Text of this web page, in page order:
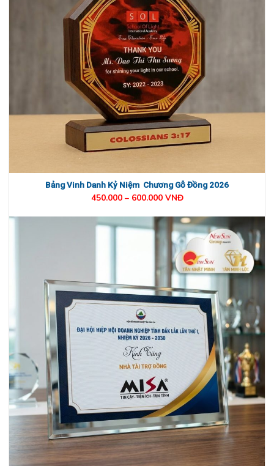
Bảng Vinh Danh Kỷ Niệm Chương Gỗ Đồng 2026
450.000 – 600.000 VNĐ